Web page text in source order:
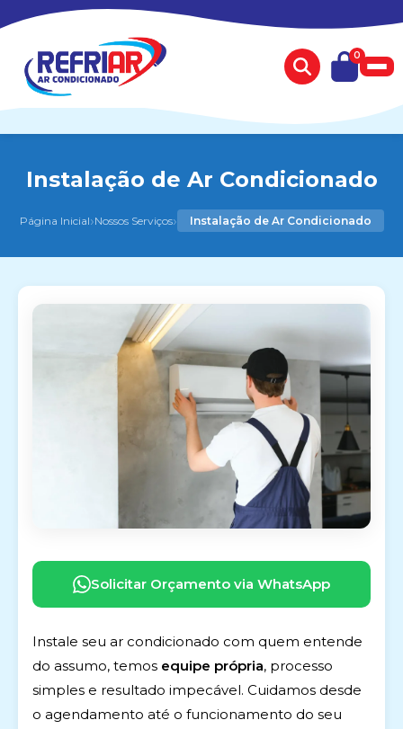
0
Instalação de Ar Condicionado
Página Inicial›Nossos Serviços› Instalação de Ar Condicionado
Solicitar Orçamento via WhatsApp
Instale seu ar condicionado com quem entende
do assumo, temos equipe própria, processo
simples e resultado impecável. Cuidamos desde
o agendamento até o funcionamento do seu